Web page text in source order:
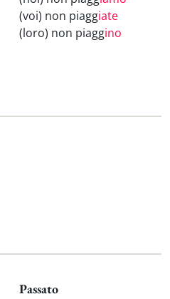
(voi) non piaggiate
(loro) non piaggino
Passato